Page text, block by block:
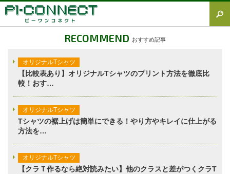
オリジナルTシャツ
オリジナルウェア
ブランド徹底解説
プラスワン
加工方法徹底解説
調査レポート
RECOMMEND おすすめ記事
オリジナルTシャツ
【比較表あり】オリジナルTシャツのプリント方法を徹底比
較！おす…
オリジナルTシャツ
Tシャツの裾上げは簡単にできる！やり方やキレイに仕上がる
方法を…
オリジナルTシャツ
【クラＴ作るなら絶対読みたい】他のクラスと差がつくクラT